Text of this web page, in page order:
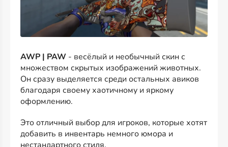
AWP | PAW - весёлый и необычный скин с
множеством скрытых изображений животных.
Он сразу выделяется среди остальных авиков
благодаря своему хаотичному и яркому
оформлению.
Это отличный выбор для игроков, которые хотят
добавить в инвентарь немного юмора и